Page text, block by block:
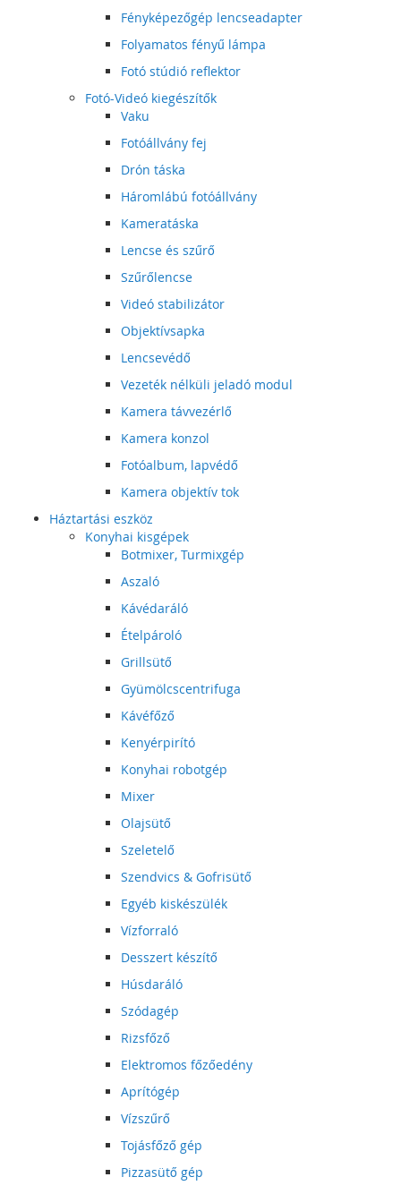
Fényképezőgép lencseadapter
Folyamatos fényű lámpa
Fotó stúdió reflektor
Fotó-Videó kiegészítők
Vaku
Fotóállvány fej
Drón táska
Háromlábú fotóállvány
Kameratáska
Lencse és szűrő
Szűrőlencse
Videó stabilizátor
Objektívsapka
Lencsevédő
Vezeték nélküli jeladó modul
Kamera távvezérlő
Kamera konzol
Fotóalbum, lapvédő
Kamera objektív tok
Háztartási eszköz
Konyhai kisgépek
Botmixer, Turmixgép
Aszaló
Kávédaráló
Ételpároló
Grillsütő
Gyümölcscentrifuga
Kávéfőző
Kenyérpirító
Konyhai robotgép
Mixer
Olajsütő
Szeletelő
Szendvics & Gofrisütő
Egyéb kiskészülék
Vízforraló
Desszert készítő
Húsdaráló
Szódagép
Rizsfőző
Elektromos főzőedény
Aprítógép
Vízszűrő
Tojásfőző gép
Pizzasütő gép